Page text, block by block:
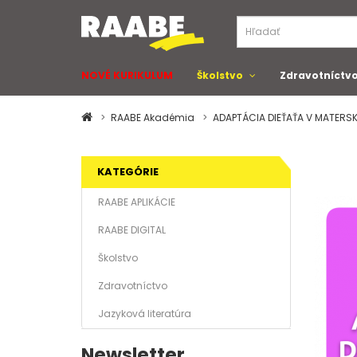
NOVÉ KURIKULUM Školstvo
RAABE Akadémia ADAPTÁCIA DIEŤAŤA V
KATEGÓRIE
RAABE APLIKÁCIE
RAABE DIGITAL
Školstvo
Zdravotníctvo
Jazyková literatúra